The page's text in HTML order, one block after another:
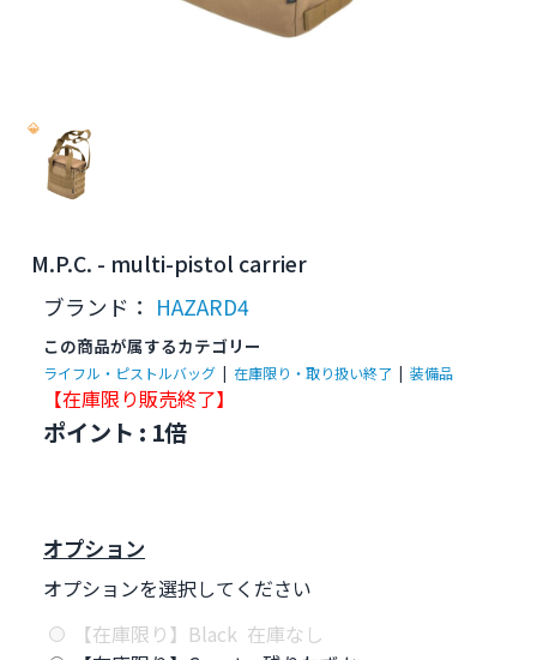
M.P.C. - multi-pistol carrier
ブランド： HAZARD4
この商品が属するカテゴリー
ライフル・ピストルバッグ | 在庫限り・取り扱い終了 | 装備品
【在庫限り販売終了】
ポイント : 1倍
オプション
オプションを選択してください
【在庫限り】Black 在庫なし